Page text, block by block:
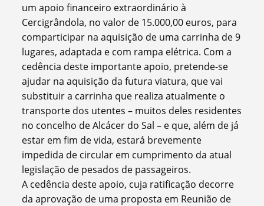
um apoio financeiro extraordinário à
Cercigrândola, no valor de 15.000,00 euros, para
comparticipar na aquisição de uma carrinha de 9
lugares, adaptada e com rampa elétrica. Com a
cedência deste importante apoio, pretende-se
ajudar na aquisição da futura viatura, que vai
substituir a carrinha que realiza atualmente o
transporte dos utentes – muitos deles residentes
no concelho de Alcácer do Sal – e que, além de já
estar em fim de vida, estará brevemente
impedida de circular em cumprimento da atual
legislação de pesados de passageiros.
A cedência deste apoio, cuja ratificação decorre
da aprovação de uma proposta em Reunião de